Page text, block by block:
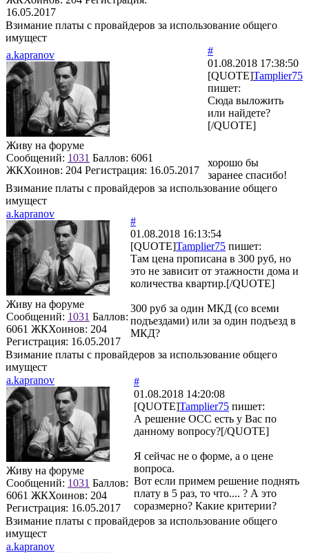
16.05.2017
Взимание платы с провайдеров за использование общего
имущест
a.kapranov
Живу на форуме
Сообщений: 1031 Баллов: 6061
ЖКХоинов: 204 Регистрация: 16.05.2017
#
01.08.2018 17:38:50
[QUOTE]Tamplier75
пишет:
Сюда выложить
или найдете?
[/QUOTE]
хорошо бы
заранее спасибо!
Взимание платы с провайдеров за использование общего
имущест
a.kapranov
Живу на форуме
Сообщений: 1031 Баллов:
6061 ЖКХоинов: 204
Регистрация: 16.05.2017
#
01.08.2018 16:13:54
[QUOTE]Tamplier75 пишет:
Там цена прописана в 300 руб, но
это не зависит от этажности дома и
количества квартир.[/QUOTE]
300 руб за один МКД (со всеми
подъездами) или за один подъезд в
МКД?
Взимание платы с провайдеров за использование общего
имущест
a.kapranov
Живу на форуме
Сообщений: 1031 Баллов:
6061 ЖКХоинов: 204
Регистрация: 16.05.2017
#
01.08.2018 14:20:08
[QUOTE]Tamplier75 пишет:
А решение ОСС есть у Вас по
данному вопросу?[/QUOTE]
Я сейчас не о форме, а о цене
вопроса.
Вот если примем решение поднять
плату в 5 раз, то что.... ? А это
соразмерно? Какие критерии?
Взимание платы с провайдеров за использование общего
имущест
a.kapranov